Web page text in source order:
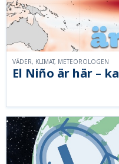
El Niño är här –
VÄDER, KLIMAT, METEOROLOGEN